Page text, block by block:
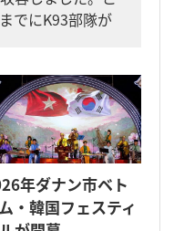
でにK93部隊が
年ダナン市ベト
・韓国フェスティ